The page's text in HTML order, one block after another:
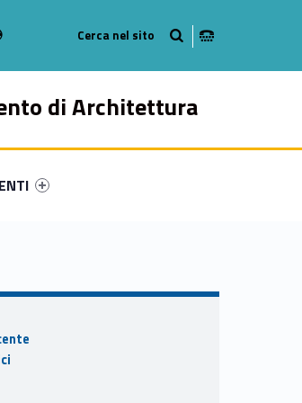
di Architettura
primary-60467-57
on Linkedin